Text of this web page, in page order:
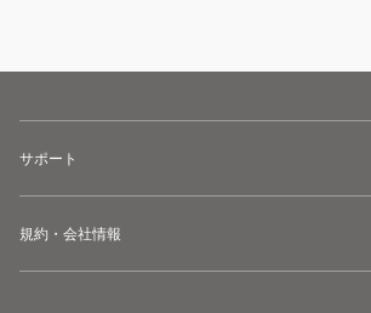
サポート
規約・会社情報